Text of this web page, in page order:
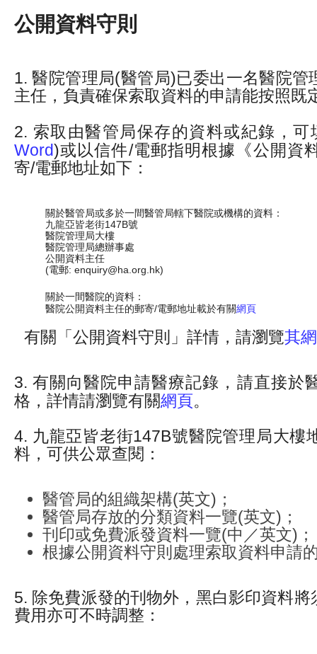
公開資料守則
1. 醫院管理局(醫管局)已委出一名醫院管
主任，負責確保索取資料的申請能按照既
2. 索取由醫管局保存的資料或紀錄，可
Word)或以信件/電郵指明根據《公開資
寄/電郵地址如下：
關於醫管局或多於一間醫管局轄下醫院或機構的資料：
九龍亞皆老街147B號
醫院管理局大樓
醫院管理局總辦事處
公開資料主任
(電郵: enquiry@ha.org.hk)
關於一間醫院的資料：
醫院公開資料主任的郵寄/電郵地址載於有關網頁
有關「公開資料守則」詳情，請瀏覽其
3. 有關向醫院申請醫療記錄，請直接於
格，詳情請瀏覽有關網頁。
4. 九龍亞皆老街147B號醫院管理局大樓
料，可供公眾查閱：
醫管局的組織架構(英文)；
醫管局存放的分類資料一覽(英文)；
刊印或免費派發資料一覽(中／英文)；
根據公開資料守則處理索取資料申請
5. 除免費派發的刊物外，黑白影印資料
費用亦可不時調整：